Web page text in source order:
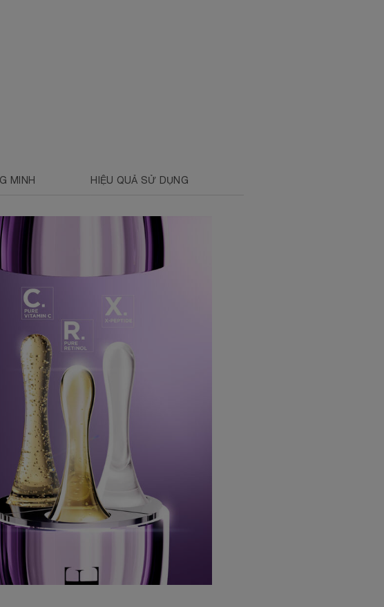
MINH HIỆU QUẢ SỬ DỤNG